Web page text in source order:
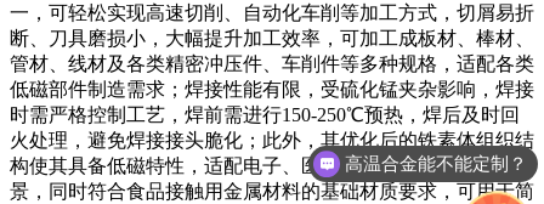
一，可轻松实现高速切削、自动化车削等加工方式，切屑易折
断、刀具磨损小，大幅提升加工效率，可加工成板材、棒材、
管材、线材及各类精密冲压件、车削件等多种规格，适配各类
低磁部件制造需求；焊接性能有限，受硫化锰夹杂影响，焊接
时需严格控制工艺，焊前需进行150-250℃预热，焊后及时回
火处理，避免焊接接头脆化；此外，其优化后的铁素体组织结
构使其具备低磁特性，适配电子、医疗等对电磁干扰敏感的场
景，同时符合食品接触用金属材料的基础材质要求，可用于简
高温合金能不能定制？